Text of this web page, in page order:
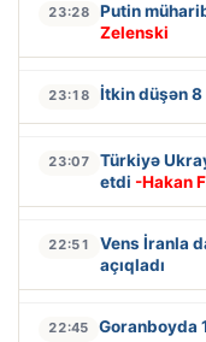
23:28 Putin
Zelenski
23:18 İtkin düşən 8
23:07
Türkiyə
etdi -Hakan
22:51
Vens İranla
açıqladı
22:45 Goranboyda